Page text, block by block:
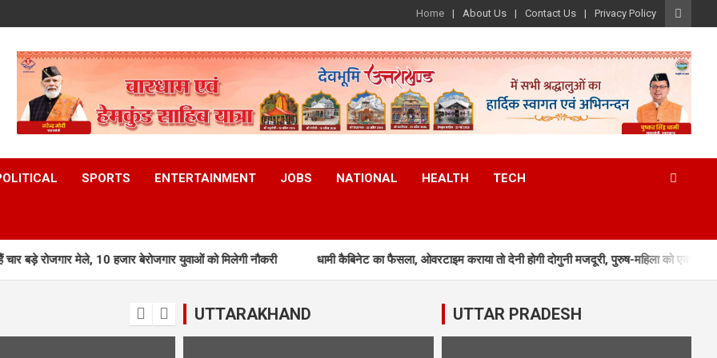
Home About Us Contact Us Privacy Policy
SPORTS ENTERTAINMENT JOBS NATIONAL HEALTH TECH
मेले, 10 हजार बेरोजगार युवाओं को मिलेगी नौकरी धामी कैबिनेट का फैसला, ओवरटाइम कराया तो देनी होगी दोगुनी मजदूरी, पुरुष-महिला को एक समान वेतन
UTTARAKHAND UTTAR PRADESH